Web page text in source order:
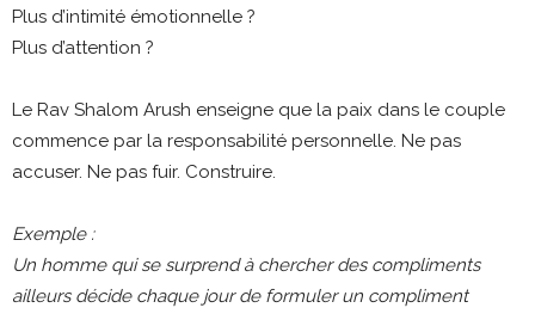
Plus d’intimité émotionnelle ?
Plus d’attention ?
Le Rav Shalom Arush enseigne que la paix dans le couple
commence par la responsabilité personnelle. Ne pas
accuser. Ne pas fuir. Construire.
Exemple :
Un homme qui se surprend à chercher des compliments
ailleurs décide chaque jour de formuler un compliment